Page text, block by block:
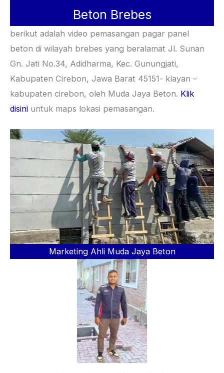
Beton Brebes
berikut adalah video pemasangan pagar panel
beton di wilayah brebes yang beralamat Jl. Sunan
Gn. Jati No.34, Adidharma, Kec. Gunungjati,
Kabupaten Cirebon, Jawa Barat 45151- klayan –
kabupaten cirebon, oleh Muda Jaya Beton. Klik
disini untuk maps lokasi pemasangan.
Marketing Ahli Muda Jaya Beton